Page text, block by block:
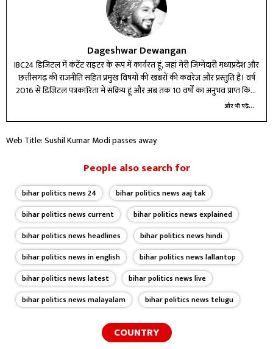
Dageshwar Dewangan
IBC24 डिजिटल में कंटेंट राइटर के रूप में कार्यरत हूं, जहां मेरी जिम्मेदारी मध्यप्रदेश और
छत्तीसगढ़ की राजनीति सहित प्रमुख विषयों की खबरों की कवरेज और प्रस्तुति है। वर्ष
2016 से डिजिटल पत्रकारिता में सक्रिय हूं और अब तक 10 वर्षों का अनुभव प्राप्त किया
है। विभिन्न प्रतिष्ठित मीडिया संस्थानों में कार्य करते हुए न्यूज़ राइटिंग और डिजिटल टूल्स
खुद को लगातार अपडेट कर, कंटेंट की गुणवत्ता बेहतर करने के लिए प्रतिबद्ध हूं।
और भी पढ़ें...
Web Title: Sushil Kumar Modi passes away
People also search for
bihar politics news 24
bihar politics news aaj tak
bihar politics news current
bihar politics news explained
bihar politics news headlines
bihar politics news hindi
bihar politics news in english
bihar politics news lallantop
bihar politics news latest
bihar politics news live
bihar politics news malayalam
bihar politics news telugu
COUNTRY